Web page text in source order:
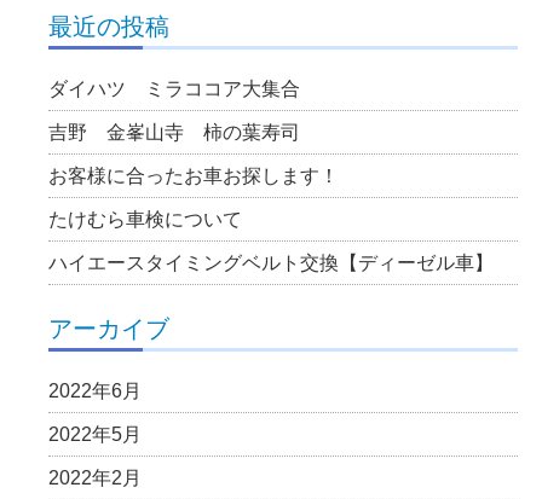
最近の投稿
ダイハツ ミラココア大集合
吉野 金峯山寺 柿の葉寿司
お客様に合ったお車お探します！
たけむら車検について
ハイエースタイミングベルト交換【ディーゼル車】
アーカイブ
2022年6月
2022年5月
2022年2月